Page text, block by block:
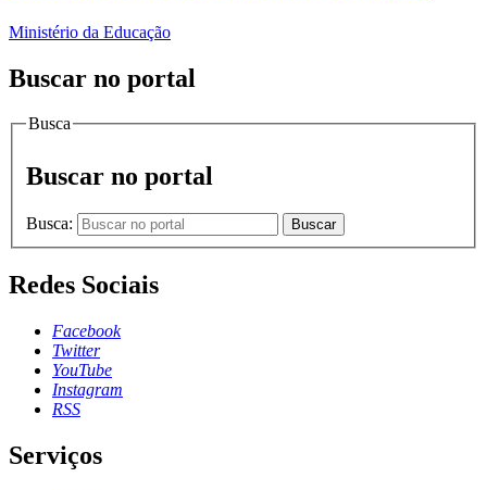
Ministério da Educação
Buscar no portal
Busca
Buscar no portal
Busca: Buscar
Redes Sociais
Facebook
Twitter
YouTube
Instagram
RSS
Serviços